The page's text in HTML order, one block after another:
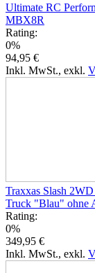
Ultimate RC
MBX8R
Rating:
0%
94,95 €
Inkl. MwSt., exkl.
Traxxas Slash
Truck "Blau" ohne
Rating:
0%
349,95 €
Inkl. MwSt., exkl.